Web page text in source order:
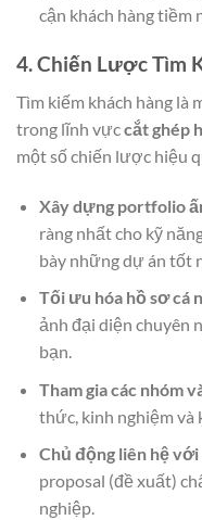
cận khách hàng tiềm
4. Chiến Lược Tìm
Tìm kiếm khách hàng là
trong lĩnh vựccắt ghép
một số chiến lược hiệu
Xây dựng portfolio
ràng nhất cho kỹ
bày những dự án tốt
Tối ưu hóa hồ sơ cá
ảnh đại diện chuyên
bạn.
Tham gia các nhóm
thức, kinh nghiệm và
Chủ động liên hệ với
proposal (đề xuất)
nghiệp.